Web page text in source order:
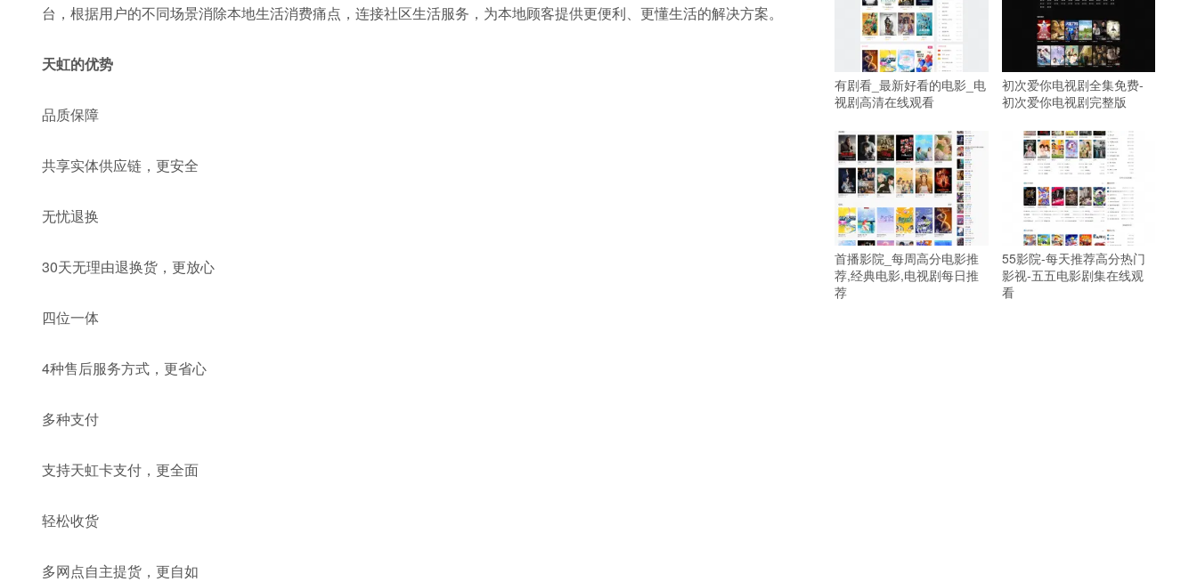
台，根据用户的不同场景消除本地生活消费痛点，连接社区生活服务，为本地顾客提供更便利、更懂生活的解决方案。
天虹的优势
品质保障
共享实体供应链，更安全
无忧退换
30天无理由退换货，更放心
四位一体
4种售后服务方式，更省心
多种支付
支持天虹卡支付，更全面
轻松收货
多网点自主提货，更自如
有剧看_最新好看的电影_电
视剧高清在线观看
初次爱你电视剧全集免费-
初次爱你电视剧完整版
首播影院_每周高分电影推
荐,经典电影,电视剧每日推
荐
55影院-每天推荐高分热门
影视-五五电影剧集在线观
看